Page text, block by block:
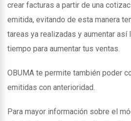
crear facturas a partir de una
emitida, evitando de esta manera
tareas ya realizadas y aumentar
tiempo para aumentar tus ventas.
OBUMA te permite también poder
emitidas con anterioridad.
Para mayor información sobre el